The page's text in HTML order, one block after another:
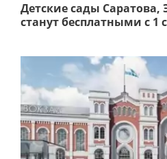
Детские сады Саратова,
станут бесплатными с 1